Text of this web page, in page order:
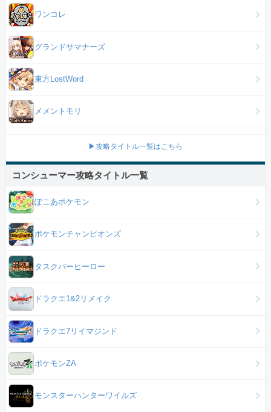
ワンコレ
グランドサマナーズ
東方LostWord
メメントモリ
▶攻略タイトル一覧はこちら
コンシューマー攻略タイトル一覧
ぽこあポケモン
ポケモンチャンピオンズ
タスクバーヒーロー
ドラクエ1&2リメイク
ドラクエ7リイマジンド
ポケモンZA
モンスターハンターワイルズ